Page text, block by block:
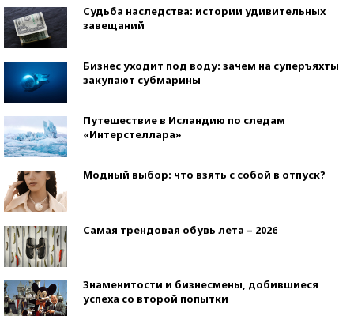
Судьба наследства: истории удивительных
завещаний
Бизнес уходит под воду: зачем на суперъяхты
закупают субмарины
Путешествие в Исландию по следам
«Интерстеллара»
Модный выбор: что взять с собой в отпуск?
Самая трендовая обувь лета – 2026
Знаменитости и бизнесмены, добившиеся
успеха со второй попытки